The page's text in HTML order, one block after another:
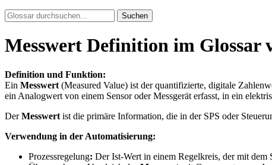
Suchen
Messwert Definition im Glossar
Definition und Funktion:
Ein Messwert (Measured Value) ist der quantifizierte, digitale
ein Analogwert von einem Sensor oder Messgerät erfasst, in ein
DerMesswert ist die primäre Information, die in der SPS oder
Verwendung in der Automatisierung:
Prozessregelung: Der Ist-Wert in einem Regelkreis, der mit